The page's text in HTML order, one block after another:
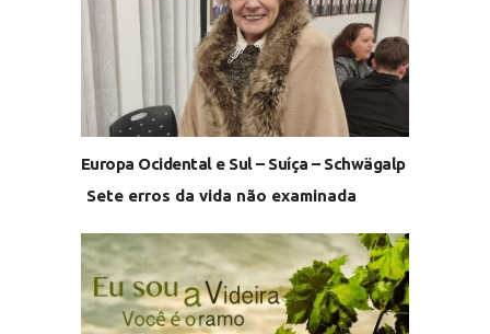
Europa Ocidental e Sul – Suíça – Schwägalp
Sete erros da vida não examinada